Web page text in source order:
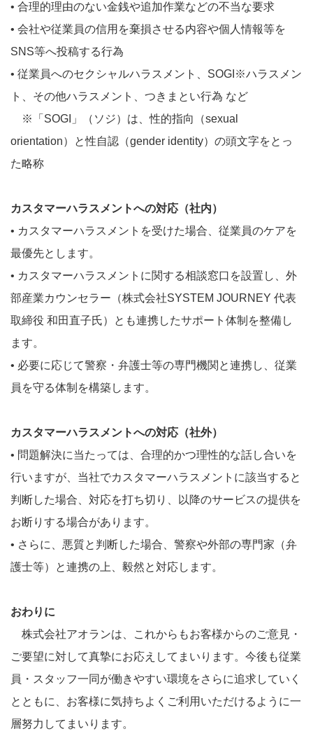
• 合理的理由のない金銭や追加作業などの不当な要求
• 会社や従業員の信用を棄損させる内容や個人情報等を
SNS等へ投稿する行為
• 従業員へのセクシャルハラスメント、SOGI※ハラスメン
ト、その他ハラスメント、つきまとい行為 など
※「SOGI」（ソジ）は、性的指向（sexual
orientation）と性自認（gender identity）の頭文字をとっ
た略称
カスタマーハラスメントへの対応（社内）
• カスタマーハラスメントを受けた場合、従業員のケアを
最優先とします。
• カスタマーハラスメントに関する相談窓口を設置し、外
部産業カウンセラー（株式会社SYSTEM JOURNEY 代表
取締役 和田直子氏）とも連携したサポート体制を整備し
ます。
• 必要に応じて警察・弁護士等の専門機関と連携し、従業
員を守る体制を構築します。
カスタマーハラスメントへの対応（社外）
• 問題解決に当たっては、合理的かつ理性的な話し合いを
行いますが、当社でカスタマーハラスメントに該当すると
判断した場合、対応を打ち切り、以降のサービスの提供を
お断りする場合があります。
• さらに、悪質と判断した場合、警察や外部の専門家（弁
護士等）と連携の上、毅然と対応します。
おわりに
株式会社アオランは、これからもお客様からのご意見・
ご要望に対して真摯にお応えしてまいります。今後も従業
員・スタッフ一同が働きやすい環境をさらに追求していく
とともに、お客様に気持ちよくご利用いただけるように一
層努力してまいります。